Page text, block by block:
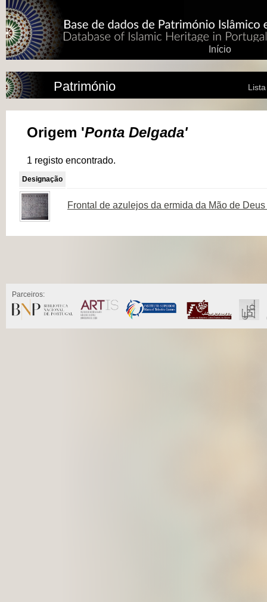
Início
Património
Origem 'Ponta Delgada'
1 registo encontrado.
Designação
Frontal de azulejos da ermida da Mão de
Parceiros: